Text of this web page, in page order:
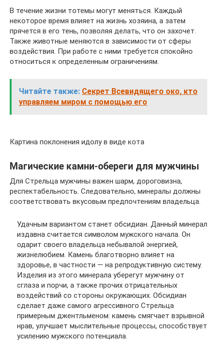
В течение жизни тотемы могут меняться. Каждый
некоторое время влияет на жизнь хозяина, а затем
прячется в его тень, позволяя делать, что он захочет.
Также животные меняются в зависимости от сферы
воздействия. При работе с ними требуется спокойно
относиться к определенным ограничениям.
Читайте также: Секрет Всевидящего око, кто
управляем миром с помощью его
Картина поклонения идолу в виде кота
Магические камни-обереги для мужчины
Для Стрельца мужчины важен шарм, дороговизна,
респектабельность. Следовательно, минералы должны
соответствовать вкусовым предпочтениям владельца.
Удачным вариантом станет обсидиан. Данный минерал
издавна считается символом мужского начала. Он
одарит своего владельца небывалой энергией,
жизнелюбием. Камень благотворно влияет на
здоровье, в частности — на репродуктивную систему.
Изделия из этого минерала уберегут мужчину от
сглаза и порчи, а также прочих отрицательных
воздействий со стороны окружающих. Обсидиан
сделает даже самого агрессивного Стрельца
примерным джентльменом: камень смягчает взрывной
нрав, улучшает мыслительные процессы, способствует
усилению мужского потенциала.